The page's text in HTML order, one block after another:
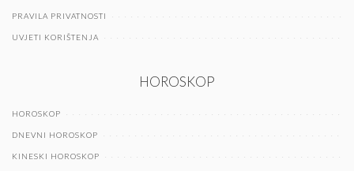
PRAVILA PRIVATNOSTI
UVJETI KORIŠTENJA
HOROSKOP
HOROSKOP
DNEVNI HOROSKOP
KINESKI HOROSKOP